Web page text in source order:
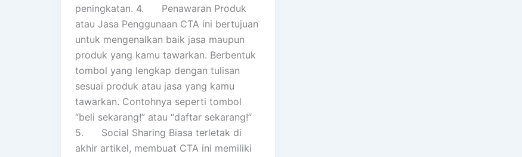
peningkatan. 4. Penawaran Produk
atau Jasa Penggunaan CTA ini bertujuan
untuk mengenalkan baik jasa maupun
produk yang kamu tawarkan. Berbentuk
tombol yang lengkap dengan tulisan
sesuai produk atau jasa yang kamu
tawarkan. Contohnya seperti tombol
“beli sekarang!” atau “daftar sekarang!”
5. Social Sharing Biasa terletak di
akhir artikel, membuat CTA ini memiliki